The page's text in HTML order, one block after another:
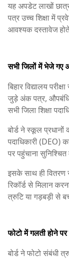
यह अपडेट लाखों
पत्र उच्च शिक्षा में
आवश्यक दस्तावेज
सभी जिलों में भेजे गए
बिहार विद्यालय
जुड़े अंक पत्र,
सभी जिला शिक्षा
बोर्ड ने स्कूल प्रधानों
पदाधिकारी (DEO)
पर पहुंचाना
इसके साथ ही
रिकॉर्ड से मिलान
त्रुटि या गड़बड़ी से
फोटो में गलती होने
बोर्ड ने फोटो संबंधी